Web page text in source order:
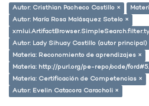
Autor: Cristhian Pacheco Castillo ×
Autor: María Rosa Malásquez Sotelo ×
Autor: Lady Sihuay Castillo (autor principal)
Materia: Reconomiento de aprendizajes ×
Materia: http://purl.org/pe-repo/ocde/
Materia: Certificación de Competencias ×
Autor: Evelin Catacora Caracholi ×